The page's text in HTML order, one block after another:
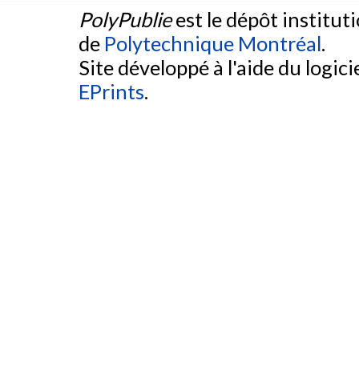
PolyPublieest le dépôt
de Polytechnique Montréal.
Site développé à l'aide du
EPrints.